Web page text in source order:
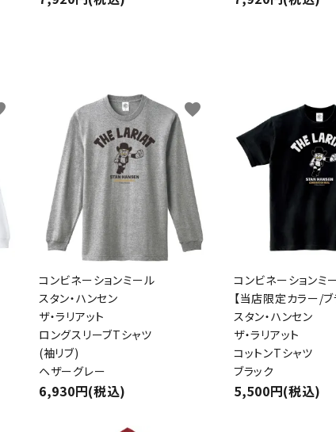
コンビネーションミール
スタン・ハンセン
ザ・ラリアット
ロングスリーブTシャツ
(袖リブ)
ヘザーグレー
6,930円(税込)
favorite
コンビネーションミ
【当店限定カラー/ブ
スタン・ハンセン
ザ・ラリアット
コットンTシャツ
ブラック
5,500円(税込)